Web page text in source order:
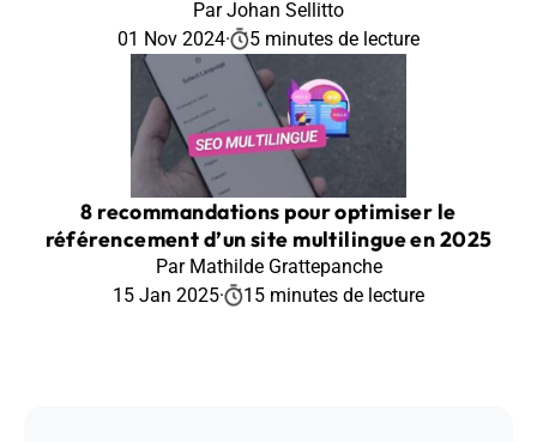
Par Johan Sellitto
01 Nov 2024· 5 minutes de lecture
8 recommandations pour optimiser le
référencement d’un site multilingue en 2025
Par Mathilde Grattepanche
15 Jan 2025· 15 minutes de lecture